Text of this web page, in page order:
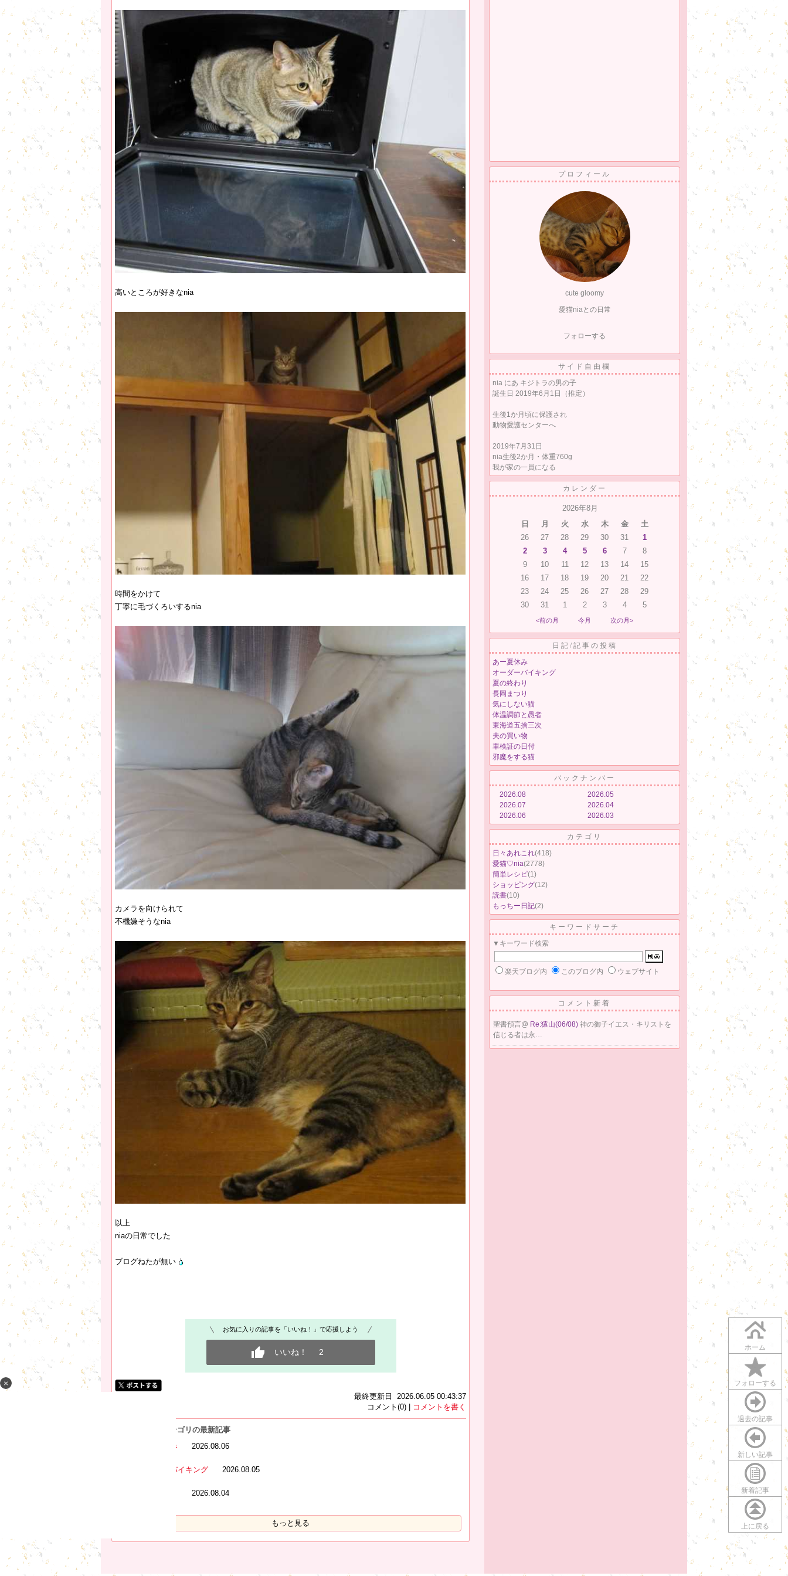
ホーム
フォローする
過去の記事
新しい記事
新着記事
上に戻る
高いところが好きなnia
時間をかけて
丁寧に毛づくろいするnia
カメラを向けられて
不機嫌そうなnia
以上
niaの日常でした
ブログねたが無い
お気に入りの記事を「いいね！」で応援しよう
いいね！ 2
最終更新日 2026.06.05 00:43:37
コメント(0) |
コメントを書く
[愛猫♡nia] カテゴリの最新記事
あー夏休み
2026.08.06
オーダーバイキング 2026.08.05
2026.08.04
もっと見る
×
プロフィール
cute gloomy
愛猫niaとの日常
フォローする
サイド自由欄
nia にあ キジトラの男の子
誕生日 2019年6月1日（推定）
生後1か月頃に保護され
動物愛護センターへ
2019年7月31日
nia生後2か月・体重760g
我が家の一員になる
カレンダー
2026年8月
日
月 火 水 木 金
土
26
27 28 29 30 31
1
2
3 4 5 6 7
8
9
10 11 12 13 14
15
16
17 18 19 20 21
22
23
24 25 26 27 28
29
30
31 1 2 3 4 5
<前の月 今月 次の月>
日記/記事の投稿
あー夏休み
オーダーバイキング
夏の終わり
長岡まつり
気にしない猫
体温調節と愚者
東海道五捨三次
夫の買い物
車検証の日付
邪魔をする猫
バックナンバー
2026.08
2026.07
2026.06
2026.05
2026.04
2026.03
カテゴリ
日々あれこれ(418)
愛猫♡nia(2778)
簡単レシピ(1)
ショッピング(12)
読書(10)
もっちー日記(2)
キーワードサーチ
▼キーワード検索
楽天ブログ内 このブログ内 ウェブサイト
コメント新着
聖書預言@ Re:猿山(06/08) 神の御子イエス・キリストを
信じる者は永…